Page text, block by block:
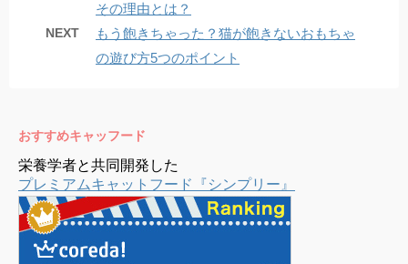
その理由とは？
NEXT
もう飽きちゃった？猫が飽きないおもちゃ
の遊び方5つのポイント
おすすめキャッフード
栄養学者と共同開発した
プレミアムキャットフード『シンプリー』